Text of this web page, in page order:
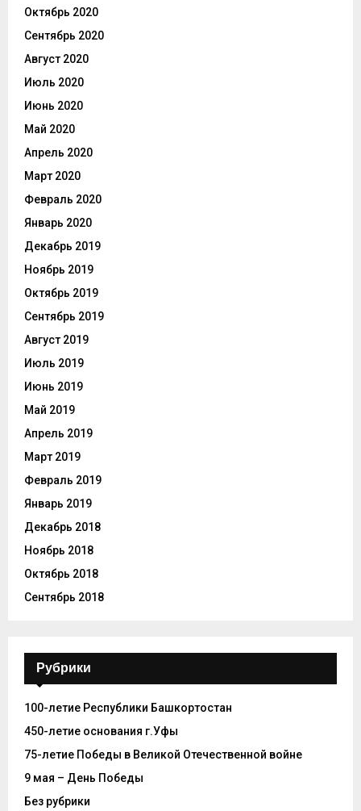
Октябрь 2020
Сентябрь 2020
Август 2020
Июль 2020
Июнь 2020
Май 2020
Апрель 2020
Март 2020
Февраль 2020
Январь 2020
Декабрь 2019
Ноябрь 2019
Октябрь 2019
Сентябрь 2019
Август 2019
Июль 2019
Июнь 2019
Май 2019
Апрель 2019
Март 2019
Февраль 2019
Январь 2019
Декабрь 2018
Ноябрь 2018
Октябрь 2018
Сентябрь 2018
Рубрики
100-летие Республики Башкортостан
450-летие основания г.Уфы
75-летие Победы в Великой Отечественной войне
9 мая – День Победы
Без рубрики